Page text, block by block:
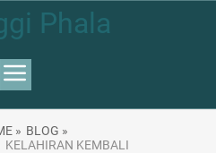
Phala
» BLOG »
KELAHIRAN KEMBALI